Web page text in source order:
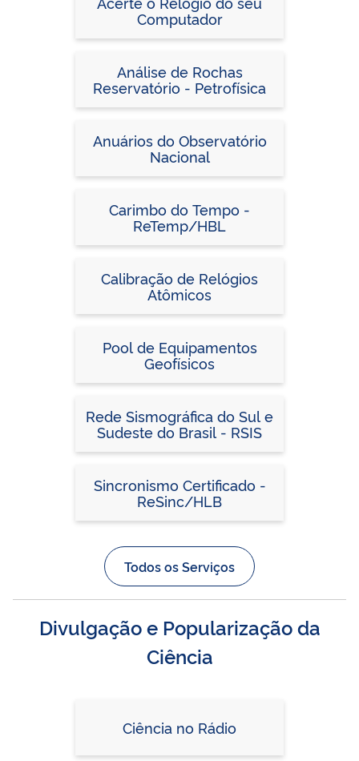
Computador
Análise de Rochas
Reservatório - Petrofísica
Anuários do Observatório
Nacional
Carimbo do Tempo -
ReTemp/HBL
Calibração de Relógios
Atômicos
Pool de Equipamentos
Geofísicos
Rede Sismográfica do Sul e
Sudeste do Brasil - RSIS
Sincronismo Certificado -
ReSinc/HLB
Todos os Serviços
Divulgação e Popularização da
Ciência
Ciência no Rádio